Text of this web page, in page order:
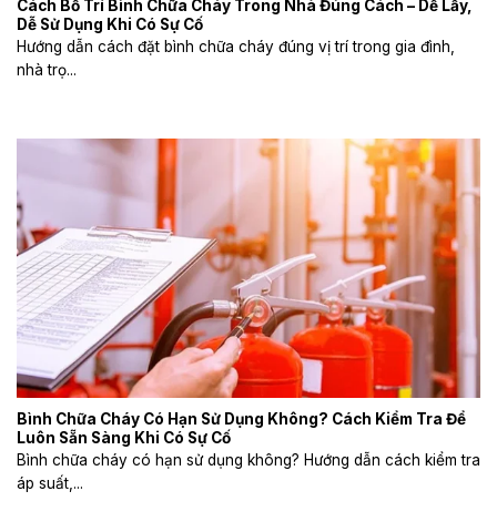
Cách Bố Trí Bình Chữa Cháy Trong Nhà Đúng Cách – Dễ Lấy,
Dễ Sử Dụng Khi Có Sự Cố
Hướng dẫn cách đặt bình chữa cháy đúng vị trí trong gia đình,
nhà trọ...
Bình Chữa Cháy Có Hạn Sử Dụng Không? Cách Kiểm Tra Để
Luôn Sẵn Sàng Khi Có Sự Cố
Bình chữa cháy có hạn sử dụng không? Hướng dẫn cách kiểm tra
áp suất,...